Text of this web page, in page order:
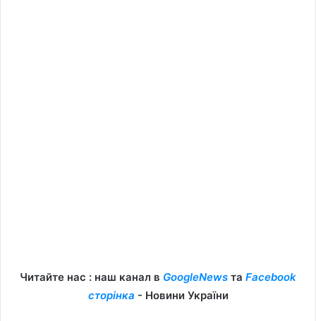
Читайте нас : наш канал в GoogleNews та Facebook
сторінка - Новини України